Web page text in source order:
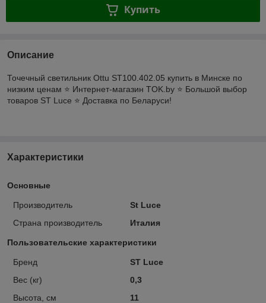
Купить
Описание
Точечный светильник Ottu ST100.402.05 купить в Минске по
низким ценам ⭐️ Интернет-магазин TOK.by ⭐️ Большой выбор
товаров ST Luce ⭐️ Доставка по Беларуси!
Характеристики
Основные
Производитель
St Luce
Страна производитель
Италия
Пользовательские характеристики
Бренд
ST Luce
Вес (кг)
0,3
Высота, см
11